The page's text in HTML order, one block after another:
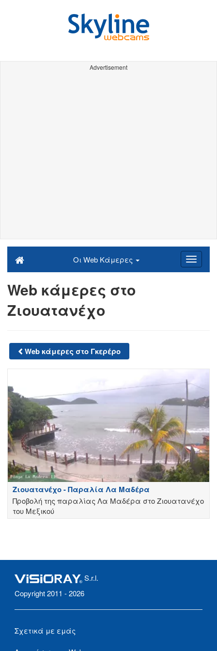
Advertisement
Οι Web Κάμερες
Web κάμερες στο
Ζιουατανέχο
Web κάμερες στο Γκερέρο
Ζιουατανέχο - Παραλία Λα Μαδέρα
Προβολή της παραλίας Λα Μαδέρα στο Ζιουατανέχο
του Μεξικού
S.r.l.
Copyright 2011 - 2026
Σχετικά με εμάς